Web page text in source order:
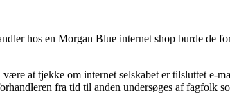
hos en Morgan Blue internet shop burde de
at tjekke om internet selskabet er tilsluttet e-
fra tid til anden undersøges af fagfolk